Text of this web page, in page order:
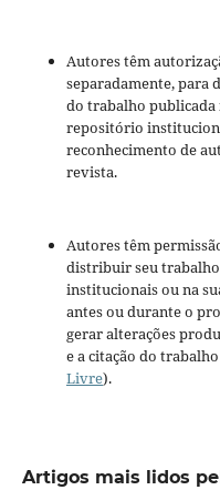
Autores têm
separadamente, para
do trabalho
repositório
reconhecimento de
revista.
Autores têm
distribuir seu
institucionais ou na
antes ou durante o
gerar alterações
e a citação do
Livre).
Artigos mais lidos